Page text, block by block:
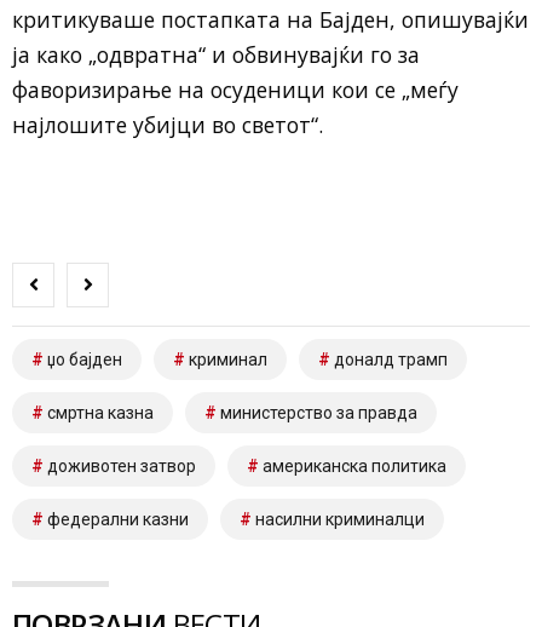
критикуваше постапката на Бајден, опишувајќи
ја како „одвратна“ и обвинувајќи го за
фаворизирање на осуденици кои се „меѓу
најлошите убијци во светот“.
џо бајден криминал доналд трамп
смртна казна министерство за правда
доживотен затвор американска политика
федерални казни насилни криминалци